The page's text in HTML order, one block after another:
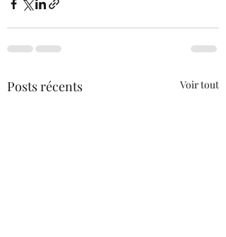
Posts récents Voir tout